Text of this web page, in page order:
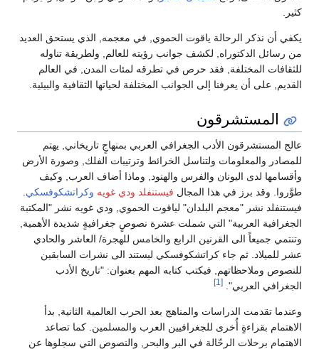
كثير.
يكفي أن نذكر الرحالة ياقوت الحموي, في معجمه, الذي يستحق العديد
من رسائل الدكتوراه, لكشف جوانب رؤيته للعالم, ولطريقة تناوله
للثقافات المختلفة, فقد حرص في تطرقه لمئات المدن, في العالم
القديم, على أن يعرفنا إلى الجوانب المختلفة لحياتها الثقافية والبيئية.
المستشرقون
عالج المستشرقون الأدب الجغرافي العربي بمنهاجٍ تاريخاني, يهتم
للمصادر والمعلومات ولتناسل الخرائط وترتيبات الفلك, وصورة الأرض
وأقسامها لدى اليونان والفرس والهنود, وماذا أضاف العرب, وكيف
طوَّروا. وقد برز في هذا المجال فيستنفلد ودي غويه وكراتشكوفسكي
فيستنفلد نشر "معجم البلدان" لياقوت الحموي, ودي غويه نشر "المكتبة
الجغرافية العربية" التي شملت عشرة نصوصٍ جغرافيةٍ شديدة الأهمية,
وتنتمي جميعاً الى القرنين الرابع والخامس للهجرة/ العاشر والحادي
عشر للميلاد. ثم جاء كراتشكوفسكي ليستند الى نشرات السابقين
للنصوص وملاحظاتهم, فيكتب كتابه المهم بعنوان: "تاريخ الأدب
الجغرافي العربي".
[1]
وعندما تقدمت الدراسات والمناهج بعد الحرب العالمية الثانية, بدأ
الاهتمام بقراءةٍ أُخرى للجغرافيين العرب والمسلمين. كما تصاعد
الاهتمام برحلات الرحّالة في البر والبحر, والنصوص التي سجلوها عن